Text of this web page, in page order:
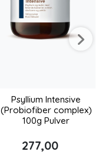
Psyllium Intensive
(Probiofiber complex)
100g Pulver
277,00